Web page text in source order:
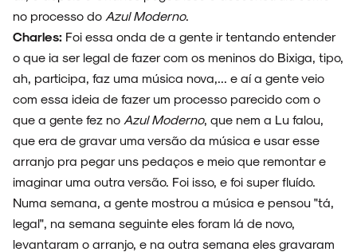
no processo do Azul Moderno.
Charles: Foi essa onda de a gente ir tentando entender
o que ia ser legal de fazer com os meninos do Bixiga, tipo,
ah, participa, faz uma música nova,... e aí a gente veio
com essa ideia de fazer um processo parecido com o
que a gente fez no Azul Moderno, que nem a Lu falou,
que era de gravar uma versão da música e usar esse
arranjo pra pegar uns pedaços e meio que remontar e
imaginar uma outra versão. Foi isso, e foi super fluído.
Numa semana, a gente mostrou a música e pensou "tá,
legal", na semana seguinte eles foram lá de novo,
levantaram o arranjo, e na outra semana eles gravaram